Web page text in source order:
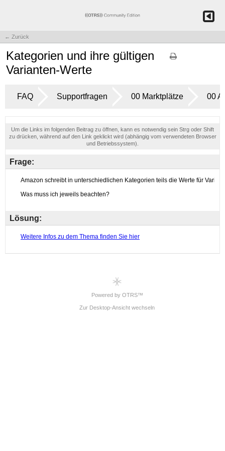
← Zurück
Kategorien und ihre gültigen
Varianten-Werte
FAQ Supportfragen 00 Marktplätze 00
Um die Links im folgenden Beitrag zu öffnen, kann es notwendig sein Strg oder Shift
zu drücken, während auf den Link geklickt wird (abhängig vom verwendeten Browser
und Betriebssystem).
Frage:
Lösung:
Powered by OTRS™
Zur Desktop-Ansicht wechseln